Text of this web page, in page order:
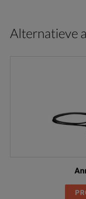
Alternatieve